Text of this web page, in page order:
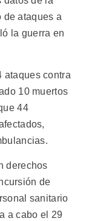
de ataques a
la guerra en
ataques contra
10 muertos
44
derechos
de
sanitario
a cabo el 29